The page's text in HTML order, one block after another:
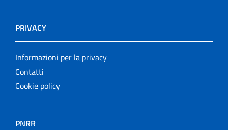
PRIVACY
Informazioni per la privacy
Contatti
Cookie policy
PNRR